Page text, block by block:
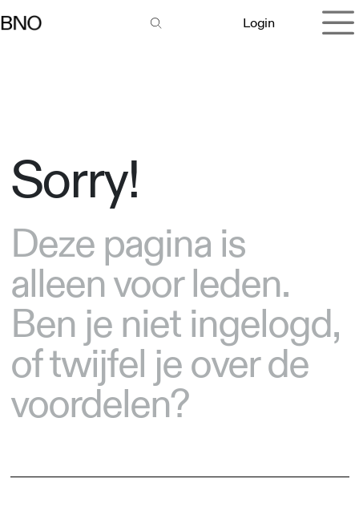
Login
Sorry!
Deze pagina is
alleen voor leden.
Ben je niet ingelogd,
of twijfel je over de
voordelen?